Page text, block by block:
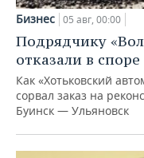
Бизнес 05 авг, 00:00
Подрядчику
отказали в
Как «Хотьковский
сорвал заказ на
Буинск — Ульяновск